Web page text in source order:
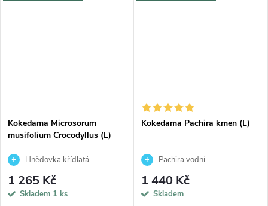
Kokedama Microsorum
musifolium Crocodyllus (L)
Hnědovka křídlatá
1 265 Kč
Skladem 1 ks
Kokedama Pachira kmen (L)
Pachira vodní
1 440 Kč
Skladem